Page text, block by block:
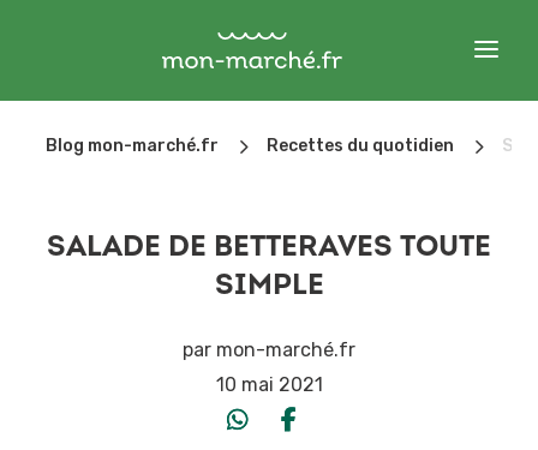
Blog mon-marché.fr 5 Recettes du quotidien 5
SALADE DE BETTERAVES TOUTE
SIMPLE
par mon-marché.fr
10 mai 2021